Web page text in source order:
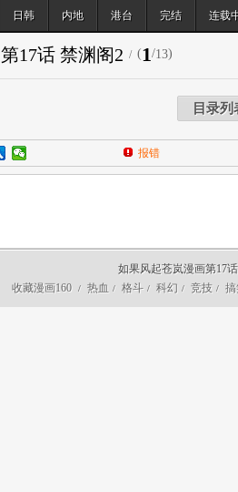
日韩 内地 港台 完结 连载
第17话 禁渊阁2 / (1/13)
目录列
报错
如果风起苍岚漫画第17
收藏漫画160
/ 热血 / 格斗 / 科幻 / 竞技 / 搞